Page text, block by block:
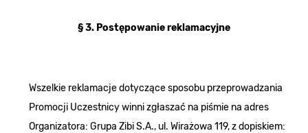
§ 3. Postępowanie reklamacyjne
Wszelkie reklamacje dotyczące sposobu przeprowadzania
Promocji Uczestnicy winni zgłaszać na piśmie na adres
Organizatora: Grupa Zibi S.A., ul. Wirażowa 119, z dopiskiem: